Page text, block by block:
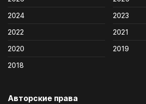
2024
2023
2022
2021
2020
2019
2018
Авторские права